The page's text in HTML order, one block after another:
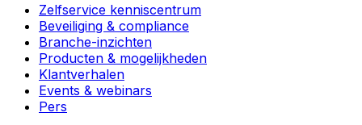
Zelfservice kenniscentrum
Beveiliging & compliance
Branche-inzichten
Producten & mogelijkheden
Klantverhalen
Events & webinars
Pers